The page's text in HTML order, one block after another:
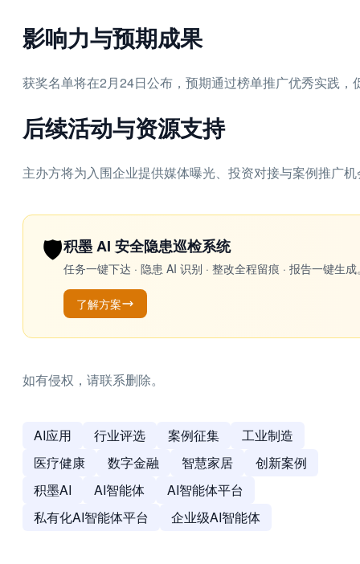
影响力与预期成果
获奖名单将在2月24日公布，预期通过榜单推广优秀实践
后续活动与资源支持
主办方将为入围企业提供媒体曝光、投资对接与案例推广
🛡️积墨 AI 安全隐患巡检系统
任务一键下达 · 隐患 AI 识别 · 整改全程留痕 · 报告一键生
了解方案
如有侵权，请联系删除。
AI应用 行业评选 案例征集
工业制造
医疗健康
数字金融 智慧家居
创新案例
积墨AI
AI智能体
AI智能体平台
私有化AI智能体平台
企业级AI智能体